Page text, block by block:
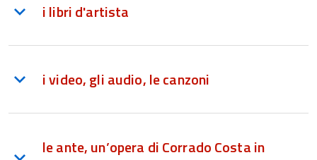
i libri d'artista
i video, gli audio, le canzoni
le ante, un’opera di Corrado Costa in